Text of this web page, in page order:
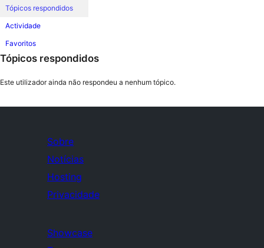
Tópicos respondidos
Actividade
Favoritos
Tópicos respondidos
Este utilizador ainda não respondeu a nenhum tópico.
Sobre
Notícias
Hosting
Privacidade
Showcase